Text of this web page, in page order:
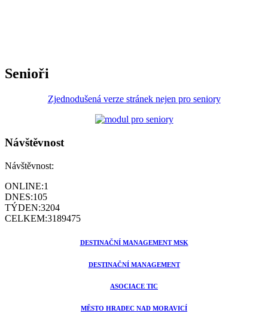
Senioři
Zjednodušená verze stránek nejen pro seniory
Návštěvnost
Návštěvnost:
ONLINE:1
DNES:105
TÝDEN:3204
CELKEM:3189475
DESTINAČNÍ MANAGEMENT MSK
DESTINAČNÍ MANAGEMENT
ASOCIACE TIC
MĚSTO HRADEC NAD MORAVICÍ